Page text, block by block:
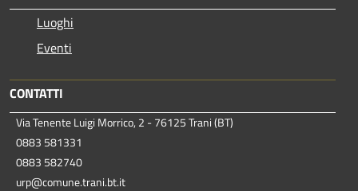
Luoghi
Eventi
CONTATTI
Via Tenente Luigi Morrico, 2 - 76125 Trani (BT)
0883 581331
0883 582740
urp@comune.trani.bt.it